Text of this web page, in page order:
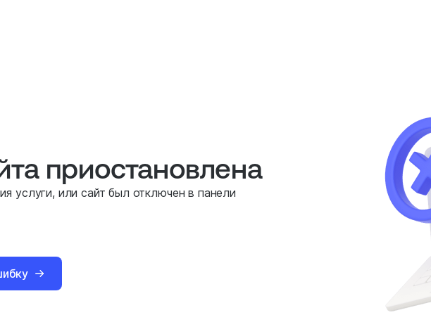
приостановлена
услуги, или сайт был отключен в панели